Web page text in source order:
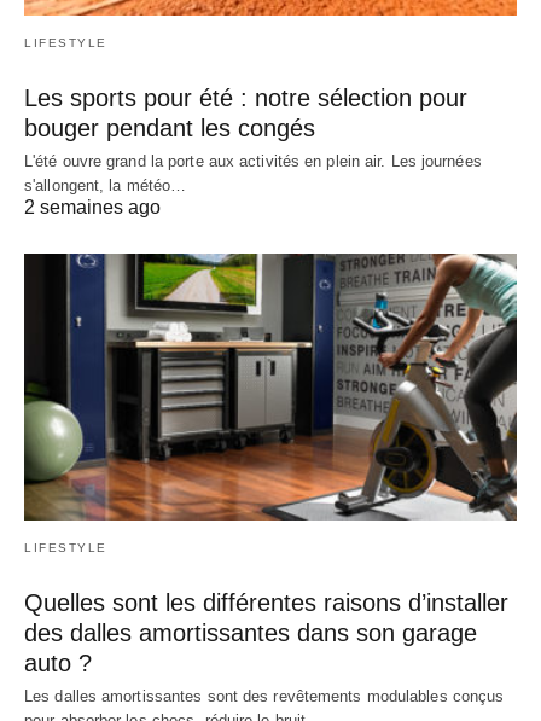
LIFESTYLE
Les sports pour été : notre sélection pour
bouger pendant les congés
L'été ouvre grand la porte aux activités en plein air. Les journées
s'allongent, la météo…
2 semaines ago
LIFESTYLE
Quelles sont les différentes raisons d’installer
des dalles amortissantes dans son garage
auto ?
Les dalles amortissantes sont des revêtements modulables conçus